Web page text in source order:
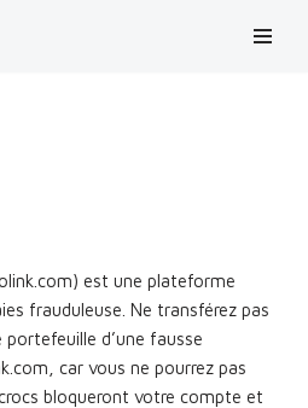
est une plateforme
frauduleuse. Ne transférez pas
d’une fausse
car vous ne pourrez pas
bloqueront votre compte et